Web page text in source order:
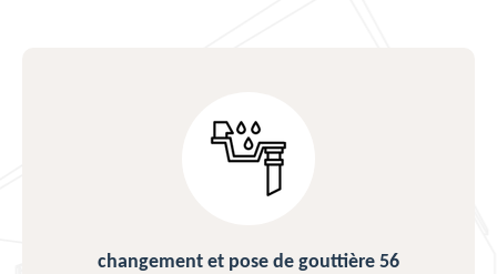
changement et pose de gouttière 56